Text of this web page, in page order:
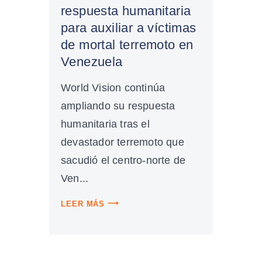
respuesta humanitaria
para auxiliar a víctimas
de mortal terremoto en
Venezuela
World Vision continúa
ampliando su respuesta
humanitaria tras el
devastador terremoto que
sacudió el centro-norte de
Ven...
LEER MÁS